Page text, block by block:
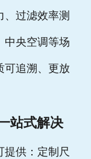
过滤效率测
中央空调等场
可追溯、更放
站式解决
提供：定制尺